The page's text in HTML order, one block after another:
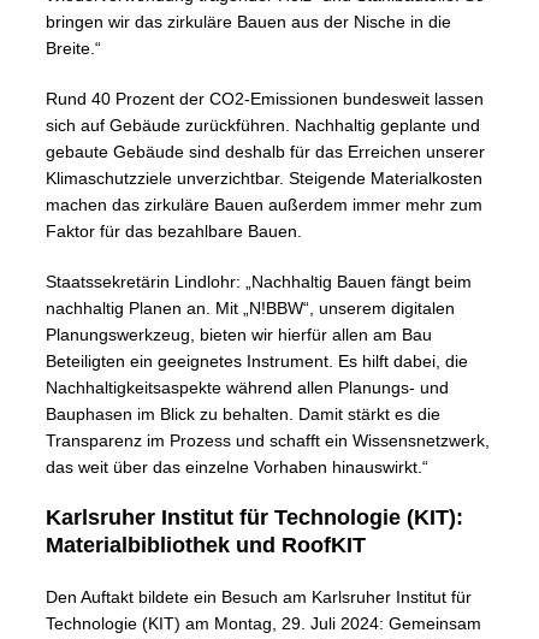
bringen wir das zirkuläre Bauen aus der Nische in die
Breite.“
Rund 40 Prozent der CO2-Emissionen bundesweit lassen
sich auf Gebäude zurückführen. Nachhaltig geplante und
gebaute Gebäude sind deshalb für das Erreichen unserer
Klimaschutzziele unverzichtbar. Steigende Materialkosten
machen das zirkuläre Bauen außerdem immer mehr zum
Faktor für das bezahlbare Bauen.
Staatssekretärin Lindlohr: „Nachhaltig Bauen fängt beim
nachhaltig Planen an. Mit „N!BBW“, unserem digitalen
Planungswerkzeug, bieten wir hierfür allen am Bau
Beteiligten ein geeignetes Instrument. Es hilft dabei, die
Nachhaltigkeitsaspekte während allen Planungs- und
Bauphasen im Blick zu behalten. Damit stärkt es die
Transparenz im Prozess und schafft ein Wissensnetzwerk,
das weit über das einzelne Vorhaben hinauswirkt.“
Karlsruher Institut für Technologie (KIT):
Materialbibliothek und RoofKIT
Den Auftakt bildete ein Besuch am Karlsruher Institut für
Technologie (KIT) am Montag, 29. Juli 2024: Gemeinsam